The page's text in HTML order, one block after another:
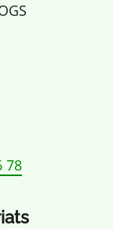
78